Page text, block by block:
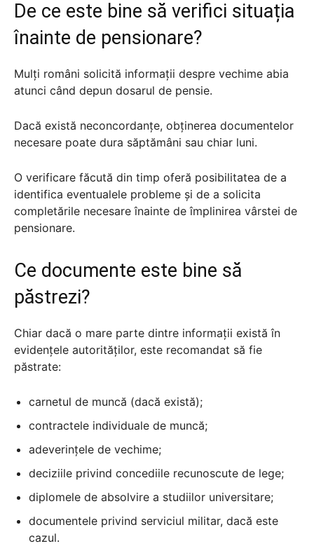
De ce este bine să verifici situația
înainte de pensionare?
Mulți români solicită informații despre vechime abia
atunci când depun dosarul de pensie.
Dacă există neconcordanțe, obținerea documentelor
necesare poate dura săptămâni sau chiar luni.
O verificare făcută din timp oferă posibilitatea de a
identifica eventualele probleme și de a solicita
completările necesare înainte de împlinirea vârstei de
pensionare.
Ce documente este bine să
păstrezi?
Chiar dacă o mare parte dintre informații există în
evidențele autorităților, este recomandat să fie
păstrate:
carnetul de muncă (dacă există);
contractele individuale de muncă;
adeverințele de vechime;
deciziile privind concediile recunoscute de lege;
diplomele de absolvire a studiilor universitare;
documentele privind serviciul militar, dacă este
cazul.